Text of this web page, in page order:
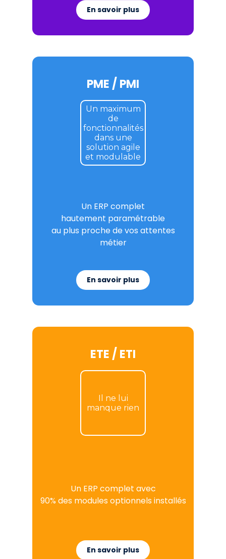
En savoir plus
PME / PMI
Un maximum
de
fonctionnalités
dans une
solution agile
et modulable
Un ERP complet
hautement paramétrable
au plus proche de vos attentes
métier
En savoir plus
ETE / ETI
Il ne lui
manque rien
Un ERP complet avec
90% des modules optionnels installés
En savoir plus